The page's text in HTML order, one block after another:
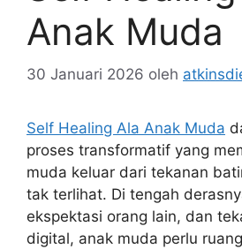
Anak Muda
30 Januari 2026 oleh
Self Healing Ala Anak Muda
proses transformatif yang
muda keluar dari tekanan
tak terlihat. Di tengah
ekspektasi orang lain, dan
digital, anak muda perlu